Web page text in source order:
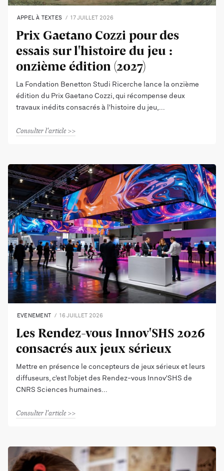
APPEL À TEXTES 17 JUILLET 2026
Prix Gaetano Cozzi pour des
essais sur l'histoire du jeu :
onzième édition (2027)
La Fondation Benetton Studi Ricerche lance la onzième
édition du Prix Gaetano Cozzi, qui récompense deux
travaux inédits consacrés à l'histoire du jeu,
Consulter l'article
EVENEMENT 16 JUILLET 2026
Les Rendez-vous Innov'SHS 2026
consacrés aux jeux sérieux
Mettre en présence le concepteurs de jeux sérieux et leurs
diffuseurs, c’est l’objet des Rendez-vous Innov'SHS de
CNRS Sciences humaines
Consulter l'article